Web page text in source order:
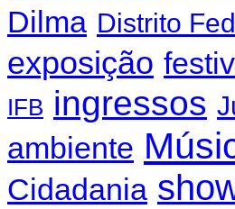
Dilma Distrito
exposição
IFB ingressos
ambiente
Cidadania